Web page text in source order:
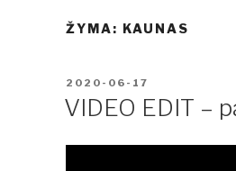
ŽYMA: KAUNAS
PASKELBTA
2020-06-17
VIDEO EDIT –